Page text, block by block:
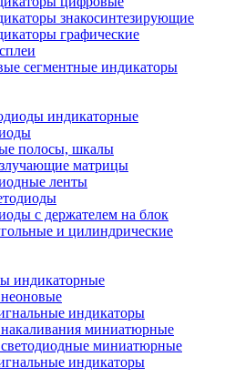
знакосинтезирующие
графические
сегментные индикаторы
индикаторные
полосы, шкалы
матрицы
ленты
с держателем на блок
и цилиндрические
индикаторные
индикаторы
миниатюрные
миниатюрные
индикаторы